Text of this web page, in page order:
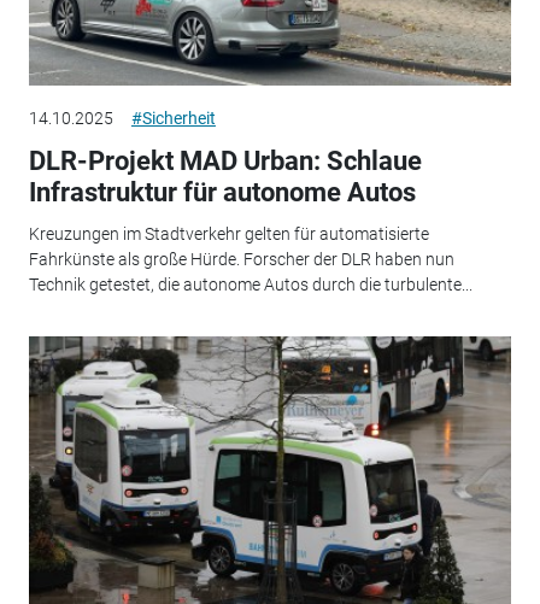
14.10.2025 #Sicherheit
DLR-Projekt MAD Urban: Schlaue
Infrastruktur für autonome Autos
Kreuzungen im Stadtverkehr gelten für automatisierte
Fahrkünste als große Hürde. Forscher der DLR haben nun
Technik getestet, die autonome Autos durch die turbulente...